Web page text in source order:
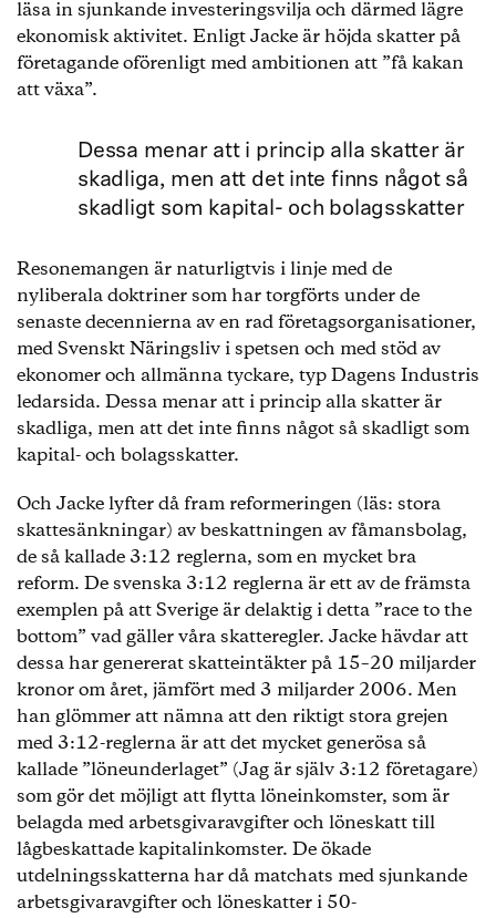
läsa in sjunkande investeringsvilja och därmed lägre
ekonomisk aktivitet. Enligt Jacke är höjda skatter på
företagande oförenligt med ambitionen att ”få kakan
att växa”.
Dessa menar att i princip alla skatter är
skadliga, men att det inte finns något så
skadligt som kapital- och bolagsskatter
Resonemangen är naturligtvis i linje med de
nyliberala doktriner som har torgförts under de
senaste decennierna av en rad företagsorganisationer,
med Svenskt Näringsliv i spetsen och med stöd av
ekonomer och allmänna tyckare, typ Dagens Industris
ledarsida. Dessa menar att i princip alla skatter är
skadliga, men att det inte finns något så skadligt som
kapital- och bolagsskatter.
Och Jacke lyfter då fram reformeringen (läs: stora
skattesänkningar) av beskattningen av fåmansbolag,
de så kallade 3:12 reglerna, som en mycket bra
reform. De svenska 3:12 reglerna är ett av de främsta
exemplen på att Sverige är delaktig i detta ”race to the
bottom” vad gäller våra skatteregler. Jacke hävdar att
dessa har genererat skatteintäkter på 15–20 miljarder
kronor om året, jämfört med 3 miljarder 2006. Men
han glömmer att nämna att den riktigt stora grejen
med 3:12-reglerna är att det mycket generösa så
kallade ”löneunderlaget” (Jag är själv 3:12 företagare)
som gör det möjligt att flytta löneinkomster, som är
belagda med arbetsgivaravgifter och löneskatt till
lågbeskattade kapitalinkomster. De ökade
utdelningsskatterna har då matchats med sjunkande
arbetsgivaravgifter och löneskatter i 50-